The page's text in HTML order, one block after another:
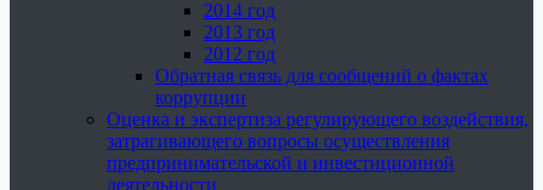
2014 год
2013 год
2012 год
Обратная связь для сообщений о фактах
коррупции
Оценка и экспертиза регулирующего воздействия,
затрагивающего вопросы осуществления
предпринимательской и инвестиционной
деятельности